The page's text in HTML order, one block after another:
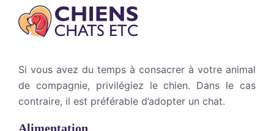
Si vous avez du temps à consacrer à votre animal
de compagnie, privilégiez le chien. Dans le cas
contraire, il est préférable d’adopter un chat.
Alimentation